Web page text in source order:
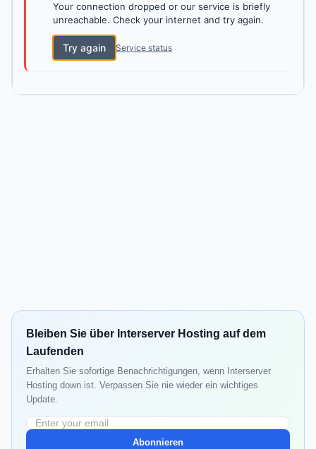
Your connection dropped or our service is briefly
unreachable. Check your internet and try again.
Try again Service status
Bleiben Sie über Interserver Hosting auf dem
Laufenden
Erhalten Sie sofortige Benachrichtigungen, wenn Interserver
Hosting down ist. Verpassen Sie nie wieder ein wichtiges
Update.
Abonnieren